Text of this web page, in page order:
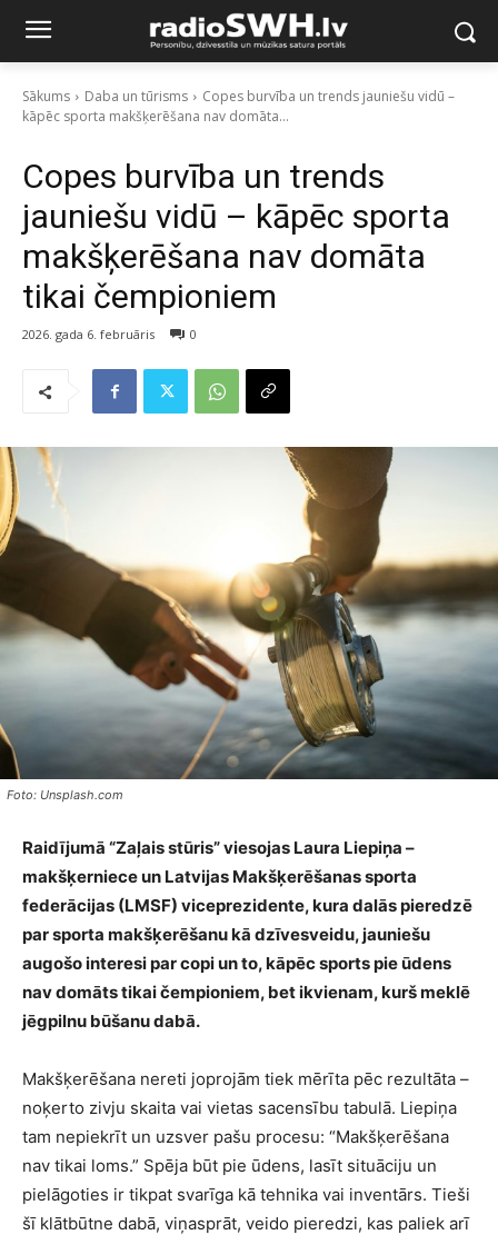
Sākums Daba un tūrisms
Copes burvība un trends jauniešu vidū –
kāpēc sporta makšķerēšana nav domāta...
Copes burvība un trends
jauniešu vidū – kāpēc sporta
makšķerēšana nav domāta
tikai čempioniem
2026. gada 6. februāris 0
Foto: Unsplash.com
Raidījumā “Zaļais stūris” viesojas Laura Liepiņa –
makšķerniece un Latvijas Makšķerēšanas sporta
federācijas (LMSF) viceprezidente, kura dalās pieredzē
par sporta makšķerēšanu kā dzīvesveidu, jauniešu
augošo interesi par copi un to, kāpēc sports pie ūdens
nav domāts tikai čempioniem, bet ikvienam, kurš meklē
jēgpilnu būšanu dabā.
Makšķerēšana nereti joprojām tiek mērīta pēc rezultāta –
noķerto zivju skaita vai vietas sacensību tabulā. Liepiņa
tam nepiekrīt un uzsver pašu procesu: “Makšķerēšana
nav tikai loms.” Spēja būt pie ūdens, lasīt situāciju un
pielāgoties ir tikpat svarīga kā tehnika vai inventārs. Tieši
šī klātbūtne dabā, viņasprāt, veido pieredzi, kas paliek arī